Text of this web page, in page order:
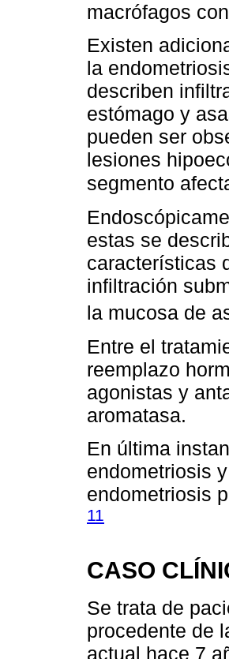
macrófagos
Existen
la
describen
estómago y
pueden ser
lesiones
segmento
estas se
características
infiltración
la mucosa de
Entre el
reemplazo
agonistas y
aromatasa.
En última
endometriosis
endometriosis
11
CASO
Se trata de
procedente de
actual hace 7